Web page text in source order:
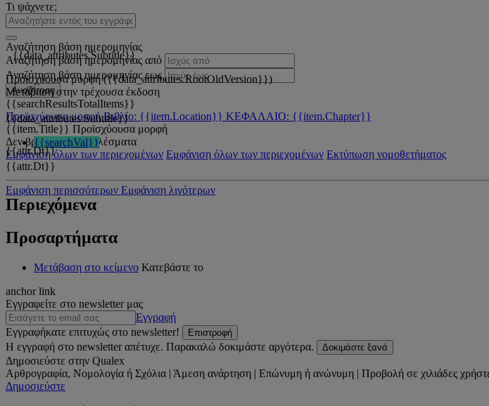
Τι ψάχνετε;
Αναζήτηση βάση ημερομηνίας
Αναζήτηση βάση ημερομηνίας από
Αναζήτηση βάση ημερομηνίας εως
Αναζήτηση
{{searchResultsTotalItems}}
Προϊσχύουσα μορφή Βιβλίο: {{item.Location}} ΚΕΦΑΛΑΙΟ: {{item.Chapter}}
{{item.Title}} Προϊσχύουσα μορφή
Δεν βρέθηκαν αποτελέσματα
Εμφάνιση όλων των περιεχομένων Εμφάνιση όλων των περιεχομένων Εκτύπωση νομοθετήματος
{{data_attributes.Subtitle}}
Προϊσχύουσα μορφή ({{data_attributes.RootOldVersion}})
Μετάβαση στην τρέχουσα έκδοση
{{data_attributes.Subtitle}}
{{searchVal}}
{{attr.Dt}}
Εμφάνιση περισσότερων Εμφάνιση λιγότερων
{{attr.Dt}}
Περιεχόμενα
Προσαρτήματα
Μετάβαση στο κείμενο Κατεβάστε το
anchor link
Εγγραφείτε στο newsletter μας
Εγγραφή
Εγγραφήκατε επιτυχώς στο newsletter!
Επιστροφή
Η εγγραφή στο newsletter απέτυχε. Παρακαλώ δοκιμάστε αργότερα. Δοκιμάστε ξανά
Δημοσιεύστε στην Qualex
Αρθρογραφία, Νομολογία ή Σχόλια | Άμεση ανάρτηση | Επώνυμη ή ανώνυμη | Προβολή σε χιλιάδες
Δημοσιεύστε